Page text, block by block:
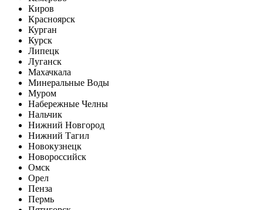
Киров
Красноярск
Курган
Курск
Липецк
Луганск
Махачкала
Минеральные Воды
Муром
Набережные Челны
Нальчик
Нижний Новгород
Нижний Тагил
Новокузнецк
Новороссийск
Омск
Орел
Пенза
Пермь